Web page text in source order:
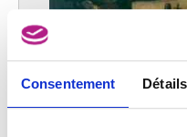
Consentement Détails
Utrecht (Pays-Bas) 1597/98 - 1671
van Bloemen Jan Frans
Anvers 1662 - Rome (Italie) 1749
van Bloemen Pieter